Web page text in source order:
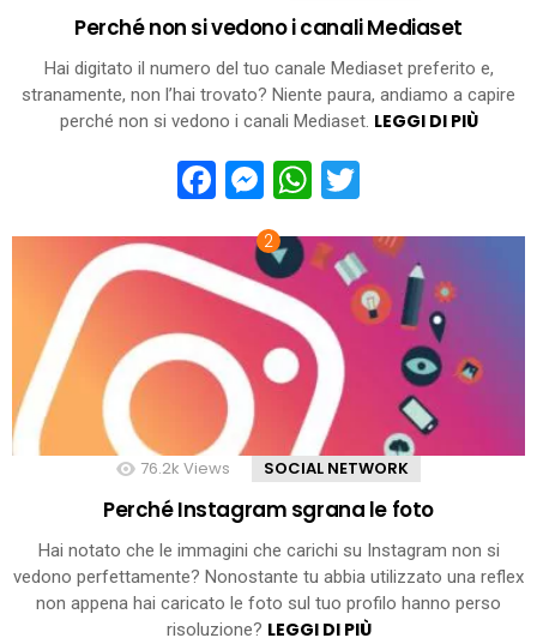
Perché non si vedono i canali Mediaset
Hai digitato il numero del tuo canale Mediaset preferito e,
stranamente, non l’hai trovato? Niente paura, andiamo a capire
perché non si vedono i canali Mediaset. LEGGI DI PIÙ
Facebook
Messenger
WhatsApp
76.2k Views SOCIAL NETWORK
Perché Instagram sgrana le foto
Hai notato che le immagini che carichi su Instagram non si
vedono perfettamente? Nonostante tu abbia utilizzato una reflex
non appena hai caricato le foto sul tuo profilo hanno perso
risoluzione? LEGGI DI PIÙ